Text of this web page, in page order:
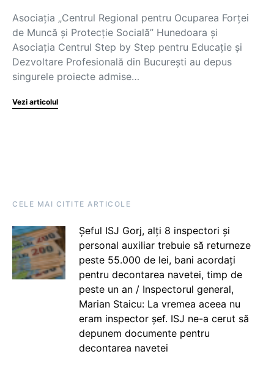
Asociația „Centrul Regional pentru Ocuparea Forței
de Muncă și Protecție Socială” Hunedoara și
Asociația Centrul Step by Step pentru Educație și
Dezvoltare Profesională din București au depus
singurele proiecte admise…
Vezi articolul
CELE MAI CITITE ARTICOLE
Șeful ISJ Gorj, alți 8 inspectori și
personal auxiliar trebuie să returneze
peste 55.000 de lei, bani acordați
pentru decontarea navetei, timp de
peste un an / Inspectorul general,
Marian Staicu: La vremea aceea nu
eram inspector șef. ISJ ne-a cerut să
depunem documente pentru
decontarea navetei